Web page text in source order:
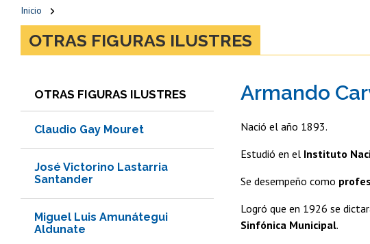
Inicio
OTRAS FIGURAS ILUSTRES
OTRAS FIGURAS ILUSTRES
Claudio Gay Mouret
José Victorino Lastarria
Santander
Miguel Luis Amunátegui
Aldunate
Armando
Nació el año 1893.
Estudió en el Instituto
Se desempeño como
Logró que en 1926 se
Sinfónica Municipal.